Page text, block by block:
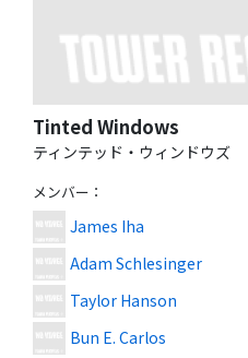
Tinted Windows
ティンテッド・ウィンドウズ
メンバー ：
James Iha
Adam Schlesinger
Taylor Hanson
Bun E. Carlos